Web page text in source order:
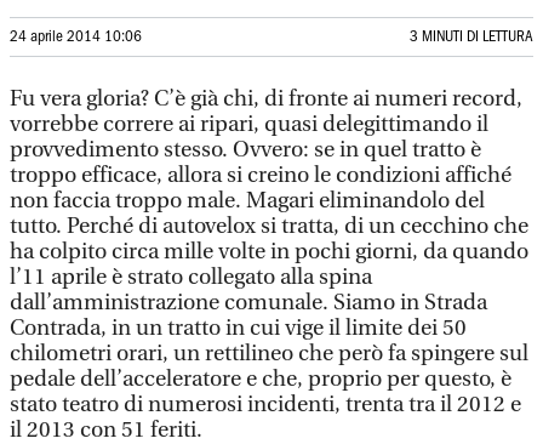
24 aprile 2014 10:06 3 MINUTI DI LETTURA
Fu vera gloria? C’è già chi, di fronte ai numeri record,
vorrebbe correre ai ripari, quasi delegittimando il
provvedimento stesso. Ovvero: se in quel tratto è
troppo efficace, allora si creino le condizioni affiché
non faccia troppo male. Magari eliminandolo del
tutto. Perché di autovelox si tratta, di un cecchino che
ha colpito circa mille volte in pochi giorni, da quando
l’11 aprile è strato collegato alla spina
dall’amministrazione comunale. Siamo in Strada
Contrada, in un tratto in cui vige il limite dei 50
chilometri orari, un rettilineo che però fa spingere sul
pedale dell’acceleratore e che, proprio per questo, è
stato teatro di numerosi incidenti, trenta tra il 2012 e
il 2013 con 51 feriti.